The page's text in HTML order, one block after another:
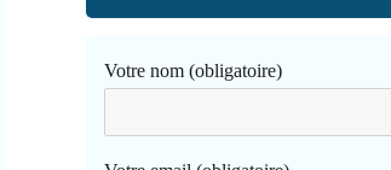
Votre nom (obligatoire)